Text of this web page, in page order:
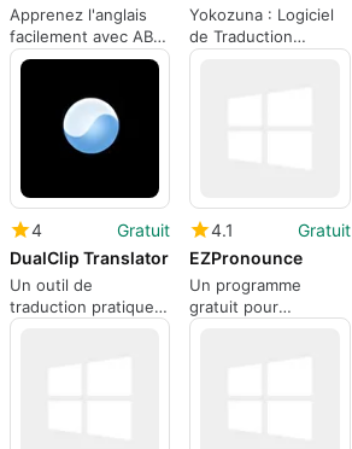
Apprenez l'anglais
facilement avec ABC
English Made Easy
Yokozuna : Logiciel
de Traduction
Complet
4
Gratuit
DualClip Translator
Un outil de
traduction pratique
et accessible
4.1
Gratuit
EZPronounce
Un programme
gratuit pour
Windows, par